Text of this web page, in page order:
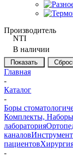
Производитель
NTI
В наличии
Главная
-
Каталог
-
Боры
Комплекты, Наборы
лаборатория
каналов
пациентов
-